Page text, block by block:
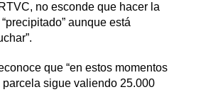
no esconde que hacer la
aunque está
que “en estos momentos
sigue valiendo 25.000